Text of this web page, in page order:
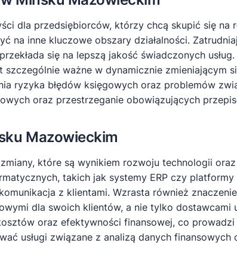
dla przedsiębiorców, którzy chcą skupić się na
inne kluczowe obszary działalności.
się na lepszą jakość świadczonych
ważne w dynamicznie zmieniającym
ryzyka błędów księgowych oraz problemów
oraz przestrzeganie obowiązujących
Mazowieckim
które są wynikiem rozwoju technologii
takich jak systemy ERP czy
z klientami. Wzrasta również
dla swoich klientów, a nie tylko dostawcami
oraz efektywności finansowej, co
usługi związane z analizą danych